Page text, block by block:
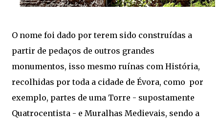
O nome foi dado por terem sido construídas a
partir de pedaços de outros grandes
monumentos, isso mesmo ruínas com História,
recolhidas por toda a cidade de Évora, como por
exemplo, partes de uma Torre - supostamente
Quatrocentista - e Muralhas Medievais, sendo a